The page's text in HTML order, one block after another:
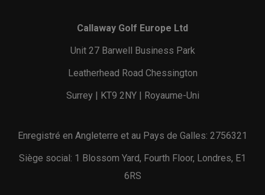
Callaway Golf Europe Ltd
Unit 27 Barwell Business Park
Leatherhead Road Chessington
Surrey | KT9 2NY | Royaume-Uni
Enregistré en Angleterre et au Pays de Galles: 2756321
Siège social: 1 Blossom Yard, Fourth Floor, Londres, E1
6RS